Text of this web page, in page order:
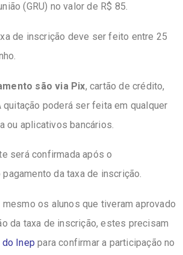
(GRU) no valor de R$ 85.
de inscrição deve ser feito entre 25
são via Pix, cartão de crédito,
poderá ser feita em qualquer
ou aplicativos bancários.
será confirmada após o
da taxa de inscrição.
mesmo os alunos que tiveram aprovado
da taxa de inscrição, estes precisam
Inep para confirmar a participação no